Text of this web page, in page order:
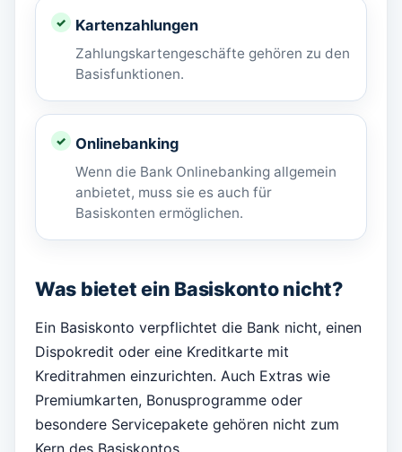
Kartenzahlungen
Zahlungskartengeschäfte gehören zu den
Basisfunktionen.
Onlinebanking
Wenn die Bank Onlinebanking allgemein
anbietet, muss sie es auch für
Basiskonten ermöglichen.
Was bietet ein Basiskonto nicht?
Ein Basiskonto verpflichtet die Bank nicht, einen
Dispokredit oder eine Kreditkarte mit
Kreditrahmen einzurichten. Auch Extras wie
Premiumkarten, Bonusprogramme oder
besondere Servicepakete gehören nicht zum